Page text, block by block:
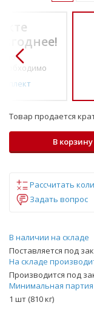
по-
Товар продается
В корзину
Рассчитать
Задать вопрос
В наличии на складе
Поставляется под
На складе
Производится под
Минимальная партия
1 шт (810 кг)